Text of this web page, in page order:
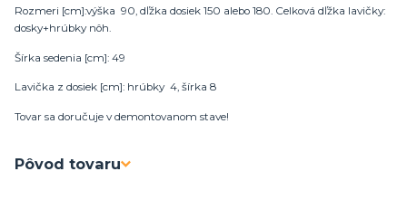
Rozmeri [cm]:výška 90, dľžka dosiek 150 alebo 180. Celková dľžka lavičky:
dosky+hrúbky nôh.
Šírka sedenia [cm]: 49
Lavička z dosiek [cm]: hrúbky 4, šírka 8
Tovar sa doručuje v demontovanom stave!
Pôvod tovaru